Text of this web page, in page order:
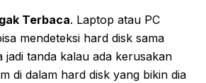
Terbaca. Laptop atau PC
mendeteksi hard disk sama
jadi tanda kalau ada kerusakan
di dalam hard disk yang bikin dia